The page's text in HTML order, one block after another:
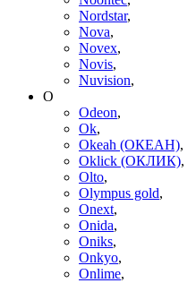
Nordstar,
Nova,
Novex,
Novis,
Nuvision,
O
Odeon,
Ok,
Okeah (ОКЕАН),
Oklick (ОКЛИК),
Olto,
Olympus gold,
Onext,
Onida,
Oniks,
Onkyo,
Onlime,